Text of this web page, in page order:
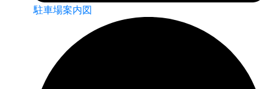
駐車場案内図